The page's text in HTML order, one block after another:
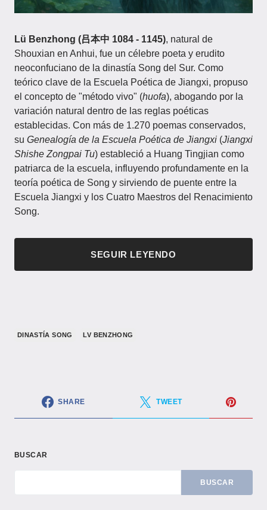
Lü Benzhong (吕本中 1084 - 1145), natural de
Shouxian en Anhui, fue un célebre poeta y erudito
neoconfuciano de la dinastía Song del Sur. Como
teórico clave de la Escuela Poética de Jiangxi, propuso
el concepto de "método vivo" (huofa), abogando por la
variación natural dentro de las reglas poéticas
establecidas. Con más de 1.270 poemas conservados,
su Genealogía de la Escuela Poética de Jiangxi (Jiangxi
Shishe Zongpai Tu) estableció a Huang Tingjian como
patriarca de la escuela, influyendo profundamente en la
teoría poética de Song y sirviendo de puente entre la
Escuela Jiangxi y los Cuatro Maestros del Renacimiento
Song.
SEGUIR LEYENDO
​DINASTÍA SONG​ LV BENZHONG
SHARE TWEET
BUSCAR
BUSCAR